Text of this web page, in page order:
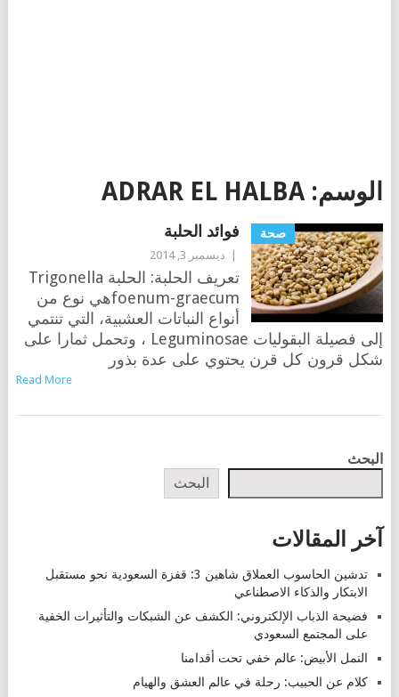
الوسم: ADRAR EL HALBA
صحة فوائد الحلبة
ديسمبر 3, 2014
تعريف الحلبة: الحلبة Trigonella
foenum-graecumهي نوع من
أنواع النباتات العشبية، التي تنتمي
إلى فصيلة البقوليات Leguminosae ، وتحمل ثمارا على
شكل قرون كل قرن يحتوي على عدة بذور
Read More
POSTS
البحث
البحث
آخر المقالات
تدشين الحاسوب العملاق شاهين 3: قفزة السعودية نحو مستقبل
الابتكار والذكاء الاصطناعي
فضيحة الذباب الإلكتروني: الكشف عن الشبكات والتأثيرات الخفية
على المجتمع السعودي
النمل الأبيض: عالم خفي تحت أقدامنا
كلام عن الحبيب: رحلة في عالم العشق والهيام